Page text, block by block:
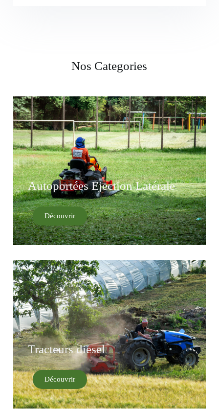
Nos Categories
Autoportées Ejection Latérale
Découvrir
Tracteurs diesel
Découvrir